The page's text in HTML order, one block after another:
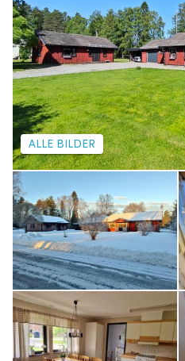
ALLE BILDER